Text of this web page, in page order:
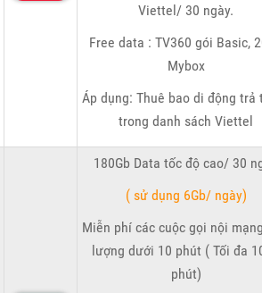
Viettel/ 30 ngày.
Free data : TV360 gói Basic,
Mybox
Áp dụng: Thuê bao di động trả
trong danh sách Viettel
180Gb Data tốc độ cao/ 30
( sử dụng 6Gb/ ngày)
Miễn phí các cuộc gọi nội mạng
lượng dưới 10 phút ( Tối đa
phút)